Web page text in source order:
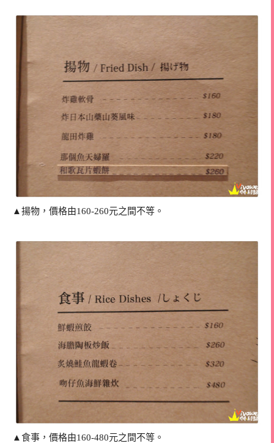
▲揚物，價格由160-260元之間不等。
▲食事，價格由160-480元之間不等。